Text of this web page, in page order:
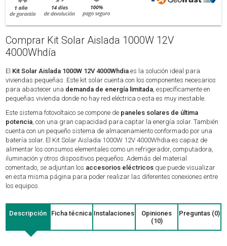
Comprar Kit Solar Aislada 1000W 12V
4000Whdía
El Kit Solar Aislada 1000W 12V 4000Whdia es la solución ideal para
viviendas pequeñas. Este kit solar cuenta con los componentes necesarios
para abastecer una demanda de energía limitada, específicamente en
pequeñas vivienda donde no hay red eléctrica o esta es muy inestable.
Este sistema fotovoltaico se compone de paneles solares de última
potencia, con una gran capacidad para captar la energía solar. También
cuenta con un pequeño sistema de almacenamiento conformado por una
batería solar. El Kit Solar Aislada 1000W 12V 4000Whdia es capaz de
alimentar los consumos elementales como un refrigerador, computadora,
iluminación y otros dispositivos pequeños. Además del material
comentado, se adjuntan los accesorios eléctricos que puede visualizar
en esta misma página para poder realizar las diferentes conexiones entre
los equipos.
Descripción Ficha técnica Instalaciones
Opiniones
(10)
Preguntas (0)